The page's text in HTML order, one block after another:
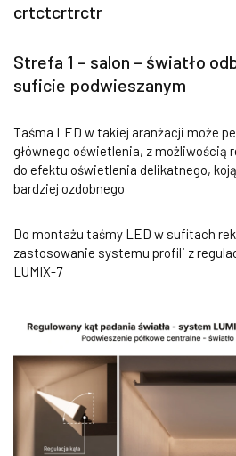
crtctcrtrctr
Strefa 1 – salon – światło
suficie podwieszanym
Taśma LED w takiej aranżacji może
głównego oświetlenia, z możliwością
do efektu oświetlenia delikatnego,
bardziej ozdobnego
Do montażu taśmy LED w sufitach
zastosowanie systemu profili z
LUMIX-7